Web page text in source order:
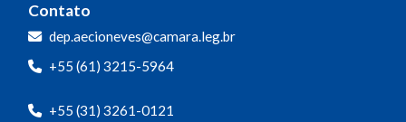
Contato
dep.aecioneves@camara.leg.br
+55 (61) 3215-5964
+55 (31) 3261-0121